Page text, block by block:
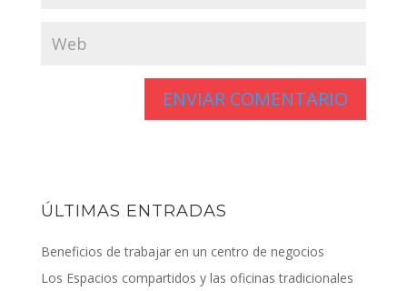
ÚLTIMAS ENTRADAS
Beneficios de trabajar en un centro de negocios
Los Espacios compartidos y las oficinas tradicionales